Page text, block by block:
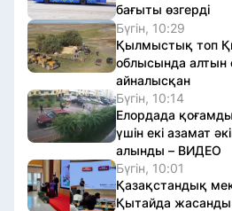
бағыты өзгерді
Бүгін, 10:29
Қылмыстық топ
облысында алтын
айналысқан
Бүгін, 10:14
Елордада
үшін екі азамат
алынды – ВИДЕО
Бүгін, 10:01
Қазақстандық
Қытайда жасанды